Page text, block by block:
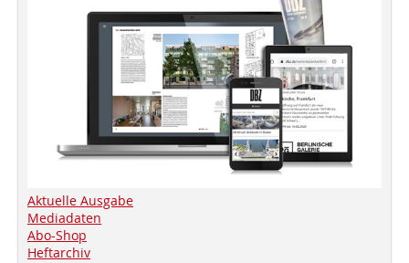
Aktuelle Ausgabe
Mediadaten
Abo-Shop
Heftarchiv